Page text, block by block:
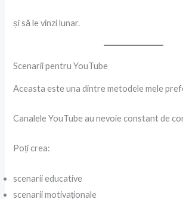
și să le vinzi lunar.
Scenarii pentru YouTube
Aceasta este una dintre metodele mele
Canalele YouTube au nevoie constant de
Poți crea:
scenarii educative
scenarii motivaționale